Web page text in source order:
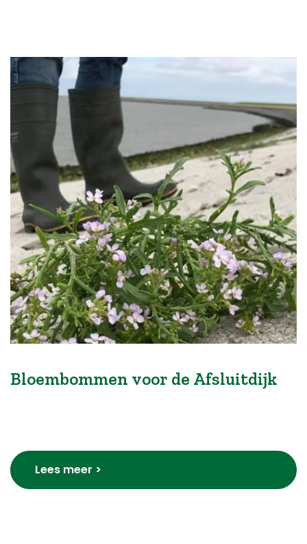
Brigades
Blog
Over ons
Contact
Bloembommen voor de Afsluitdijk
Lees meer >